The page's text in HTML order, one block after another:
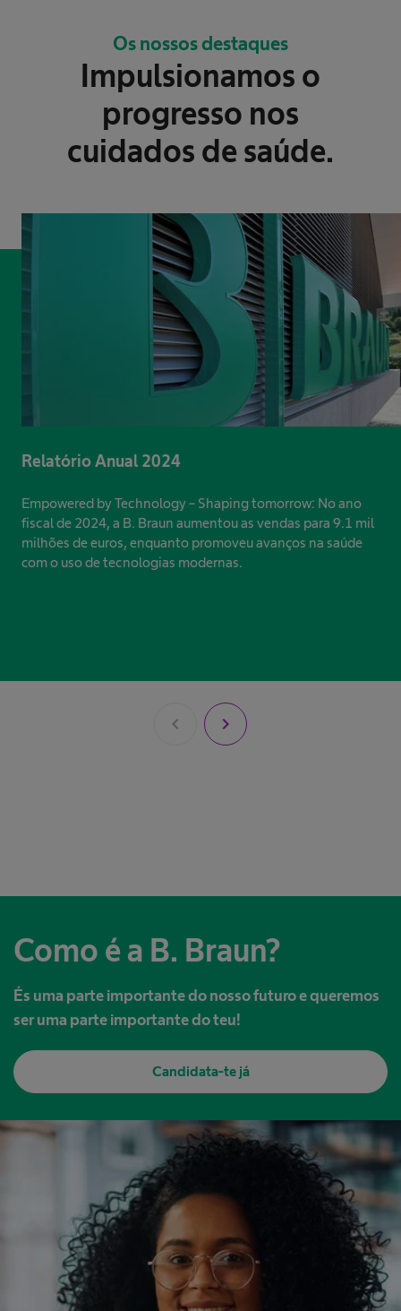
Os nossos destaques
Impulsionamos o
progresso nos
cuidados de saúde.
Relatório Anual 2024
Empowered by Technology – Shaping tomorrow: No ano
fiscal de 2024, a B. Braun aumentou as vendas para 9.1 mil
milhões de euros, enquanto promoveu avanços na saúde
com o uso de tecnologias modernas.
chevron_left chevron_right
Como é a B. Braun?
És uma parte importante do nosso futuro e queremos
ser uma parte importante do teu!
Candidata-te já